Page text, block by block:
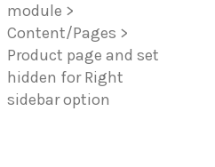
module >
Content/Pages >
Product page and set
hidden for Right
sidebar option